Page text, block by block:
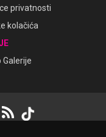
privatnosti
kolačića
Galerije